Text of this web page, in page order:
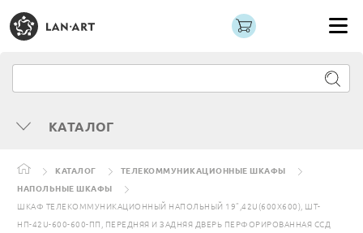
КАТАЛОГ
КАТАЛОГ
ТЕЛЕКОММУНИКАЦИОННЫЕ ШКАФЫ
НАПОЛЬНЫЕ ШКАФЫ
ШКАФ ТЕЛЕКОММУНИКАЦИОННЫЙ НАПОЛЬНЫЙ 19”,42U(600X600), ШТ-
НП-42U-600-600-ПП, ПЕРЕДНЯЯ И ЗАДНЯЯ ДВЕРЬ ПЕРФОРИРОВАННАЯ ССД